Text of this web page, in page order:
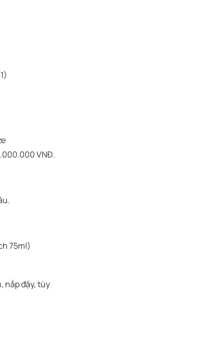
VNĐ.
75ml)
nắp đậy, tùy